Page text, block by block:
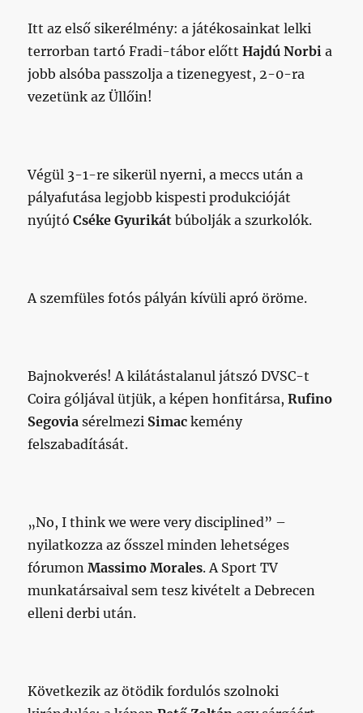
Itt az első sikerélmény: a játékosainkat lelki
terrorban tartó Fradi-tábor előttHajdú Norbi a
jobb alsóba passzolja a tizenegyest, 2-0-ra
vezetünk az Üllőin!
Végül 3-1-re sikerül nyerni, a meccs után a
pályafutása legjobb kispesti produkcióját
nyújtóCséke Gyurikát búbolják a szurkolók.
A szemfüles fotós pályán kívüli apró öröme.
Bajnokverés! A kilátástalanul játszó DVSC-t
Coira góljával ütjük, a képen honfitársa,Rufino
Segovia sérelmezi Simac kemény
felszabadítását.
„No, I think we were very disciplined” –
nyilatkozza az ősszel minden lehetséges
fórumonMassimo Morales. A Sport TV
munkatársaival sem tesz kivételt a Debrecen
elleni derbi után.
Következik az ötödik fordulós szolnoki